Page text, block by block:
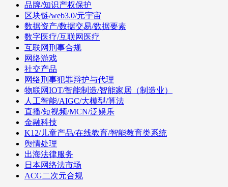
品牌/知识产权保护
区块链/web3.0/元宇宙
数据资产/数据交易/数据要素
数字医疗/互联网医疗
互联网刑事合规
网络游戏
社交产品
网络刑事犯罪辩护与代理
物联网IOT/智能制造/智能家居（制造业）
人工智能/AIGC/大模型/算法
直播/短视频/MCN/泛娱乐
金融科技
K12/儿童产品/在线教育/智能教育类系统
舆情处理
出海法律服务
日本网络法市场
ACG二次元合规